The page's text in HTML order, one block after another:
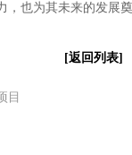
为其未来的发展
[返回列表]
目